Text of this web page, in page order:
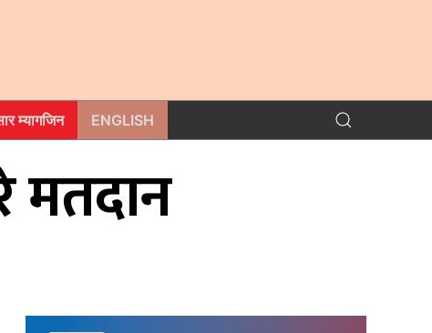
म्यागजिन ENGLISH
मतदान